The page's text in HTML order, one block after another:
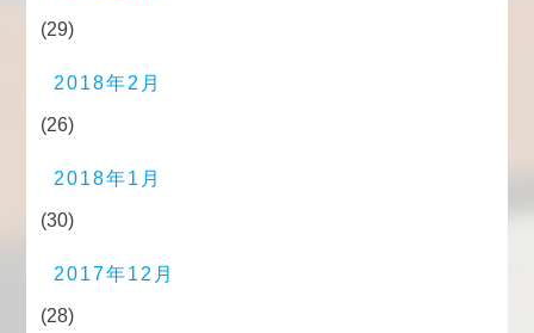
(29)
2018年2月
(26)
2018年1月
(30)
2017年12月
(28)